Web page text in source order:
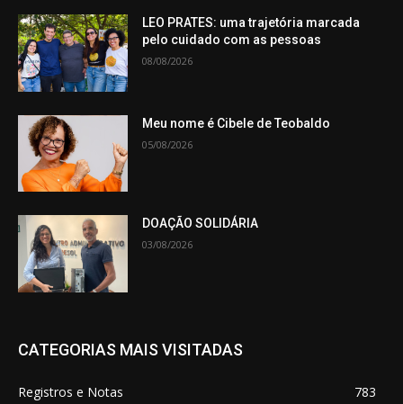
LEO PRATES: uma trajetória marcada
pelo cuidado com as pessoas
08/08/2026
Meu nome é Cibele de Teobaldo
05/08/2026
DOAÇÃO SOLIDÁRIA
03/08/2026
CATEGORIAS MAIS VISITADAS
Registros e Notas
783